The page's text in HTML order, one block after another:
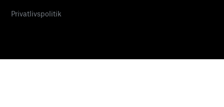
Privatlivspolitik